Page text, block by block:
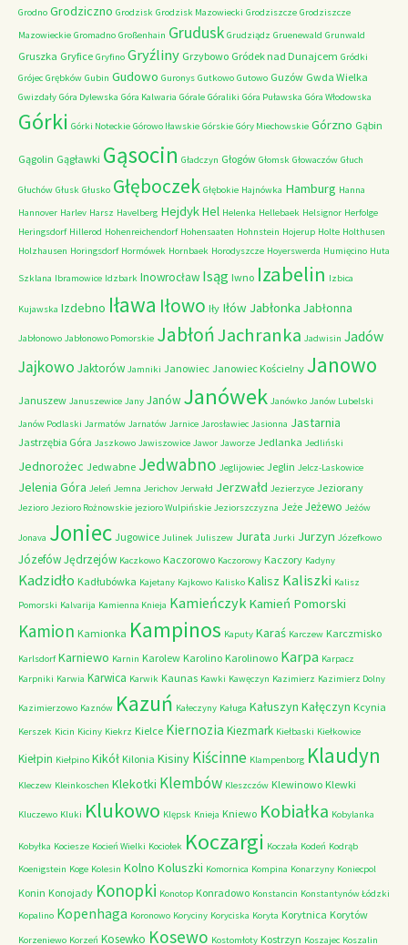
Grodno Grodziczno Grodzisk Grodzisk Mazowiecki Grodziszcze Grodziszcze
Mazowieckie Gromadno Großenhain Grudusk Grudziądz Gruenewald Grunwald
Gruszka Gryfice Gryfino Gryźliny Grzybowo Gródek nad Dunajcem Gródki
Grójec Grębków Gubin Gudowo Guronys Gutkowo Gutowo Guzów Gwda Wielka
Gwizdały Góra Dylewska Góra Kalwaria Górale Góraliki Góra Puławska Góra Włodowska
Górki Górki Noteckie Górowo Iławskie Górskie Góry Miechowskie Górzno Gąbin
Gągolin Gągławki Gąsocin Gładczyn Głogów Głomsk Głowaczów Głuch
Głuchów Głusk Głusko Głęboczek Głębokie Hajnówka Hamburg Hanna
Hannover Harlev Harsz Havelberg HejdykHel Helenka Hellebaek Helsignor Herfolge
Heringsdorf Hillerod Hohenreichendorf Hohensaaten Hohnstein Hojerup Holte Holthusen
Holzhausen Horingsdorf Hormówek Hornbaek Horodyszcze Hoyerswerda Humięcino Huta
Szklana Ibramowice Idzbark Inowrocław Isąg Iwno Izabelin Izbica
Kujawska Izdebno Iława Iłowo Iły Iłów Jabłonka Jabłonna
Jabłonowo Jabłonowo Pomorskie JabłońJachranka Jadwisin Jadów
Jajkowo Jaktorów Jamniki Janowiec Janowiec Kościelny Janowo
Januszew Januszewice Jany Janów Janówek Janówko Janów Lubelski
Janów Podlaski Jarmatów Jarnatów Jarnice Jarosławiec Jasionna Jastarnia
Jastrzębia Góra Jaszkowo Jawiszowice Jawor Jaworze Jedlanka Jedliński
Jednorożec Jedwabne Jedwabno Jeglijowiec Jeglin Jelcz-Laskowice
Jelenia Góra Jeleń Jemna Jerichov Jerwałd Jerzwałd Jezierzyce Jeziorany
Jezioro Jezioro Rożnowskie jezioro Wulpińskie Jeziorszczyzna Jeże Jeżewo Jeżów
Jonava Joniec Jugowice Julinek Juliszew Jurata Jurki Jurzyn Józefkowo
JózefówJędrzejów Kaczkowo Kaczorowo Kaczorowy Kaczory Kadyny
Kadzidło Kadłubówka Kajetany Kajkowo Kalisko Kalisz Kaliszki Kalisz
Pomorski Kalvarija Kamienna Knieja Kamieńczyk Kamień Pomorski
Kamion Kamionka Kampinos Kaputy Karaś Karczew Karczmisko
Karlsdorf Karniewo Karnin Karolew Karolino Karolinowo Karpa Karpacz
Karpniki Karwia Karwica Karwik Kaunas Kawki Kawęczyn Kazimierz Kazimierz Dolny
Kazimierzowo Kaznów Kazuń Kałeczyny Kaługa Kałuszyn Kałęczyn Kcynia
Kerszek Kicin Kiciny Kiekrz Kielce Kiernozia Kiezmark Kiełbaski Kiełkowice
Kiełpin Kiełpino Kikół Kilonia Kisiny Kiścinne Klampenborg Klaudyn
Kleczew Kleinkoschen Klekotki Klembów Kleszczów Klewinowo Klewki
Kluczewo Kluki Klukowo Klępsk Knieja Kniewo Kobiałka Kobylanka
Kobyłka Kociesze Kocień Wielki Kociołek Koczargi Koczała Kodeń Kodrąb
Koenigstein Koge Kolesin Kolno Koluszki Komornica Kompina Konarzyny Koniecpol
Konin Konojady Konopki Konotop Konradowo Konstancin Konstantynów Łódzki
Kopalino Kopenhaga Koronowo Koryciny Koryciska Koryta Korytnica Korytów
Korzeniewo Korzeń Kosewko Kosewo Kostomłoty Kostrzyn Koszajec Koszalin